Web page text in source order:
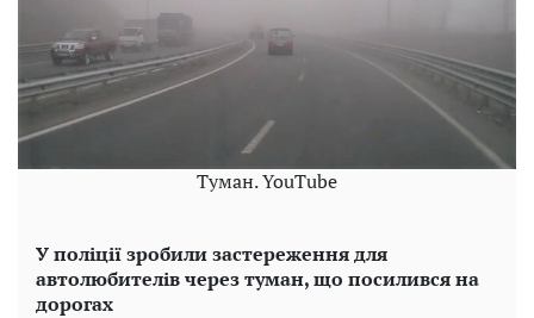
Туман. YouTube
У поліції зробили застереження для
автолюбителів через туман, що посилився на
дорогах